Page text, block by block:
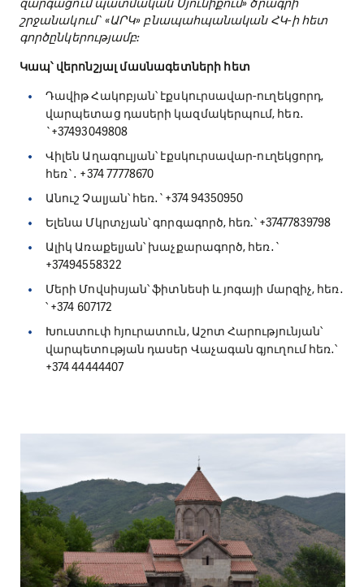
զարգացում պատմական Սյունիքում» ծրագրի
շրջանակում` «ԱՐԿ» բնապահպանական ՀԿ-ի հետ
գործընկերությամբ:
Կապ՝ վերոնշյալ մասնագետների հետ
Դավիթ Հակոբյան՝ էքսկուրսավար-ուղեկցորդ,
վարպետաց դասերի կազմակերպում, հեռ․
`+37493049808
Վիլեն Աղագուլյան՝ էքսկուրսավար-ուղեկցորդ,
հեռ`․ +374 77778670
Անուշ Չալյան՝ հեռ․`+374 94350950
Ելենա Մկրտչյան՝ գորգագործ, հեռ.`+37477839798
Ալիկ Առաքելյան՝ խաչքարագործ, հեռ․`
+37494558322
Մերի Մովսիսյան՝ ֆիտնեսի և յոգայի մարզիչ, հեռ․
՝ +374 607172
Խուստուփ հյուրատուն, Աշոտ Հարությունյան՝
վարպետության դասեր Վաչագան գյուղում հեռ․՝
+374 44444407